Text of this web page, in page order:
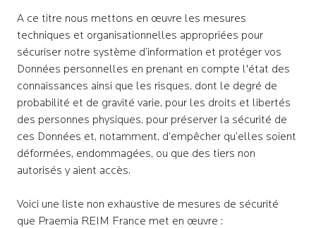
A ce titre nous mettons en œuvre les mesures
techniques et organisationnelles appropriées pour
sécuriser notre système d’information et protéger vos
Données personnelles en prenant en compte l'état des
connaissances ainsi que les risques, dont le degré de
probabilité et de gravité varie, pour les droits et libertés
des personnes physiques, pour préserver la sécurité de
ces Données et, notamment, d’empêcher qu’elles soient
déformées, endommagées, ou que des tiers non
autorisés y aient accès.
Voici une liste non exhaustive de mesures de sécurité
que Praemia REIM France met en œuvre :